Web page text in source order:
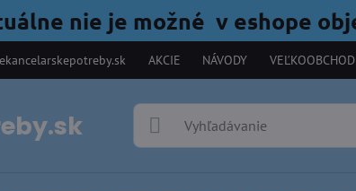
nie je možné v eshope
AKCIE NÁVODY VEĽKOOBCHOD